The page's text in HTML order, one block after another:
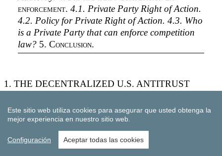
Este sitio web utiliza cookies para asegurar que usted obtenga la
mejor experiencia en nuestro sitio web.
Configuración Aceptar todas las cookies